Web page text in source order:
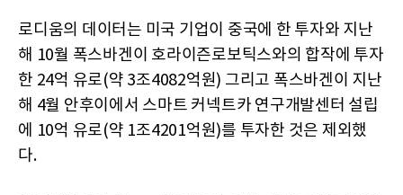
로디움의 데이터는 미국 기업이 중국에 한 투자와 지난
해 10월 폭스바겐이 호라이즌로보틱스와의 합작에 투자
한 24억 유로(약 3조4082억원) 그리고 폭스바겐이 지난
해 4월 안후이에서 스마트 커넥트카 연구개발센터 설립
에 10억 유로(약 1조4201억원)를 투자한 것은 제외했
다.